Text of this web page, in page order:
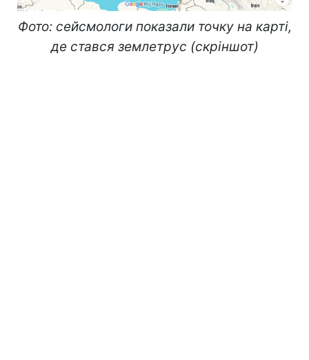
Фото: сейсмологи показали точку на карті,
де стався землетрус (скріншот)